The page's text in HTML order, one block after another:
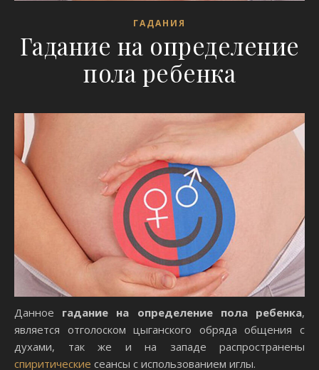
ГАДАНИЯ
Гадание на определение
пола ребенка
Данное гадание на определение пола ребенка,
является отголоском цыганского обряда общения с
духами, так же и на западе распространены
спиритические сеансы с использованием иглы.